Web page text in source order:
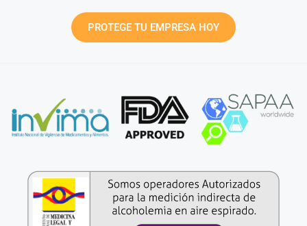
PROTEGE TU EMPRESA HOY